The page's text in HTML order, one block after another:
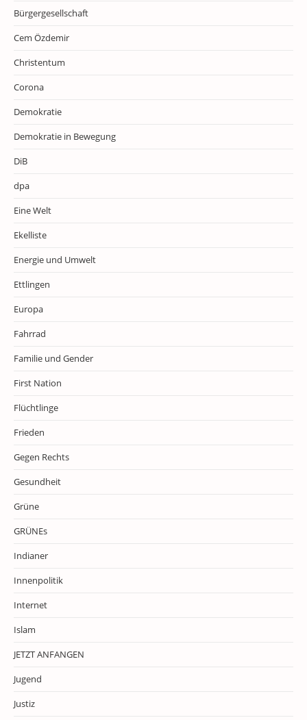
Bürgergesellschaft
Cem Özdemir
Christentum
Corona
Demokratie
Demokratie in Bewegung
DiB
dpa
Eine Welt
Ekelliste
Energie und Umwelt
Ettlingen
Europa
Fahrrad
Familie und Gender
First Nation
Flüchtlinge
Frieden
Gegen Rechts
Gesundheit
Grüne
GRÜNEs
Indianer
Innenpolitik
Internet
Islam
JETZT ANFANGEN
Jugend
Justiz